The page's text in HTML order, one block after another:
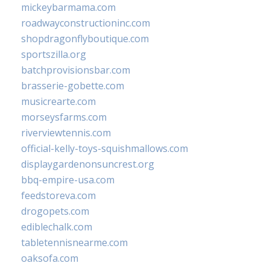
mickeybarmama.com
roadwayconstructioninc.com
shopdragonflyboutique.com
sportszilla.org
batchprovisionsbar.com
brasserie-gobette.com
musicrearte.com
morseysfarms.com
riverviewtennis.com
official-kelly-toys-squishmallows.com
displaygardenonsuncrest.org
bbq-empire-usa.com
feedstoreva.com
drogopets.com
ediblechalk.com
tabletennisnearme.com
oaksofa.com